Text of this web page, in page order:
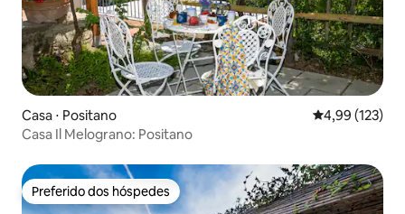
Casa ⋅ Positano 4,99 de uma
4,99 (123)
Casa Il Melograno: Positano
Preferido dos hóspedes
Preferido dos hóspedes